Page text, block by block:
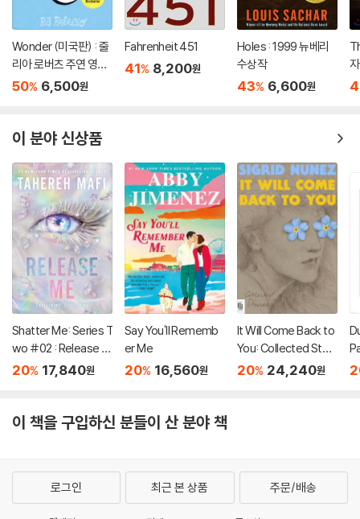
Wonder (미국판) : 줄
리아 로버츠 주연 영화
'원더' 원작 소설
50% 6,500원
Fahrenheit 451
41% 8,200원
Holes : 1999 뉴베리
수상작
43% 6,600원
자
이 분야 신상품
Shatter Me: Series T
wo #02 : Release M
e
20% 17,840원
Say You'll Rememb
er Me
20% 16,560원
It Will Come Back to
You: Collected Stori
es
20% 24,240원
이 책을 구입하신 분들이 산 분야 책
로그인 최근 본 상품 주문/배송